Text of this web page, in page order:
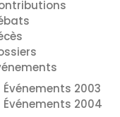
Événements 2003
Événements 2004